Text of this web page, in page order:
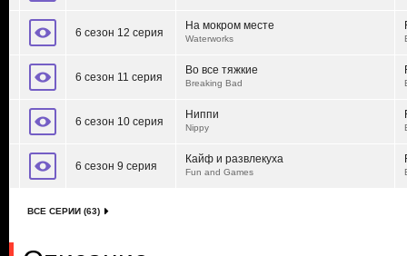
6 сезон 12 серия
На мокром месте
Waterworks
6 сезон 11 серия
Во все тяжкие
Breaking Bad
6 сезон 10 серия
Ниппи
Nippy
6 сезон 9 серия
Кайф и развлекуха
Fun and Games
ВСЕ СЕРИИ (63)